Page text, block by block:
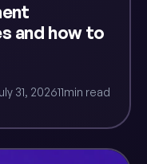
and how to
31, 202611min read